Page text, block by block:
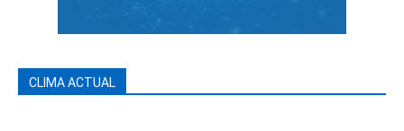
CLIMA ACTUAL